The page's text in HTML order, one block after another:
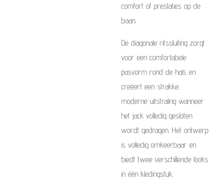
comfort of prestaties op de
baan.
De diagonale ritssluiting zorgt
voor een comfortabele
pasvorm rond de hals en
creëert een strakke,
moderne uitstraling wanneer
het jack volledig gesloten
wordt gedragen. Het ontwerp
is volledig omkeerbaar en
biedt twee verschillende looks
in één kledingstuk.